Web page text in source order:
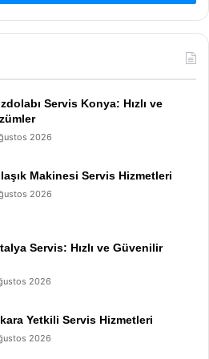
Servis Konya: Hızlı ve
2026
Makinesi Servis Hizmetleri
2026
Servis: Hızlı ve Güvenilir
2026
Yetkili Servis Hizmetleri
2026